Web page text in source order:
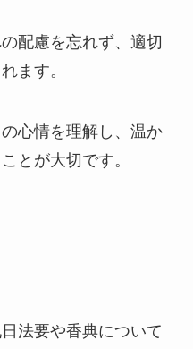
配慮を忘れず、適切
ます。
心情を理解し、温か
とが大切です。
法要や香典について